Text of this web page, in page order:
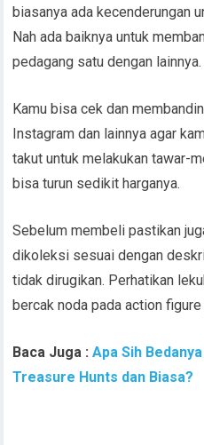
biasanya ada kecenderungan
Nah ada baiknya untuk
pedagang satu dengan lainnya.
Kamu bisa cek dan
Instagram dan lainnya agar
takut untuk melakukan tawar-
bisa turun sedikit harganya.
Sebelum membeli pastikan
dikoleksi sesuai dengan
tidak dirugikan. Perhatikan
bercak noda pada action
Baca Juga :Apa Sih
Treasure Hunts dan Biasa?